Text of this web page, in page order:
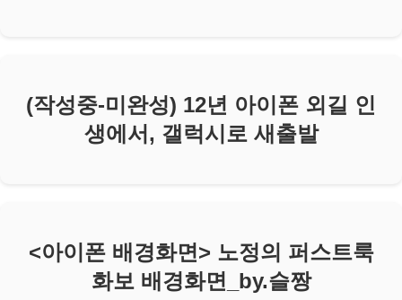
(작성중-미완성) 12년 아이폰 외길 인
생에서, 갤럭시로 새출발
<아이폰 배경화면> 노정의 퍼스트룩
화보 배경화면_by.슬짱